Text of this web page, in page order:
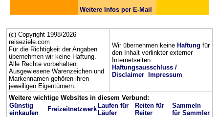
Weitere Infos per E-Mail
(c) Copyright 1998/2026
reiseziele.com
Für die Richtigkeit der Angaben
übernehmen wir keine Haftung.
Alle Rechte vorbehalten.
Ausgewiesene Warenzeichen und
Markennamen gehören ihren
jeweiligen Eigentümern.
Wir übernehmen keine Haftung für
den Inhalt verlinkter externer
Internetseiten.
Haftungsausschluss /
Disclaimer
Impressum
Weitere wichtige Websites in diesem Verbund:
Günstig
einkaufen
Freizeitnetzwerk Laufen für
Läufer
Reiten für
Reiter
Sammeln
für Sammler